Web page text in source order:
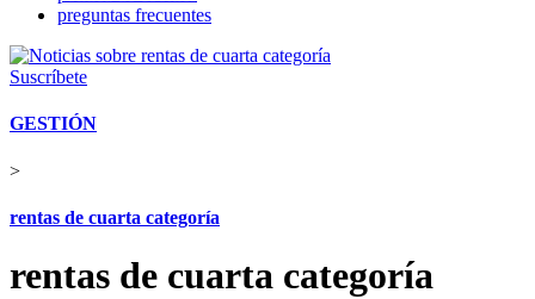
preguntas frecuentes
Suscríbete
GESTIÓN
>
rentas de cuarta categoría
rentas de cuarta categoría